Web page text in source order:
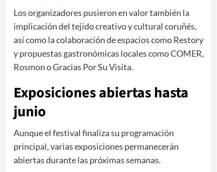
Los organizadores pusieron en valor también la
implicación del tejido creativo y cultural coruñés,
así como la colaboración de espacios como Restory
y propuestas gastronómicas locales como COMER,
Rosmon o Gracias Por Su Visita.
Exposiciones abiertas hasta
junio
Aunque el festival finaliza su programación
principal, varias exposiciones permanecerán
abiertas durante las próximas semanas.